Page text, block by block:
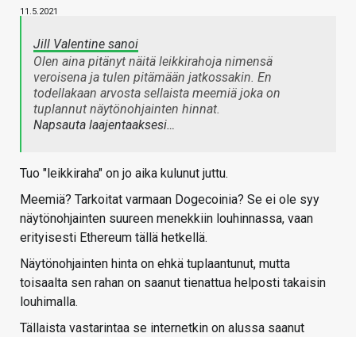
11.5.2021
Jill Valentine sanoi
Olen aina pitänyt näitä leikkirahoja nimensä
veroisena ja tulen pitämään jatkossakin. En
todellakaan arvosta sellaista meemiä joka on
tuplannut näytönohjainten hinnat.
Napsauta laajentaaksesi…
Tuo "leikkiraha" on jo aika kulunut juttu.
Meemiä? Tarkoitat varmaan Dogecoinia? Se ei ole syy
näytönohjainten suureen menekkiin louhinnassa, vaan
erityisesti Ethereum tällä hetkellä.
Näytönohjainten hinta on ehkä tuplaantunut, mutta
toisaalta sen rahan on saanut tienattua helposti takaisin
louhimalla.
Tällaista vastarintaa se internetkin on alussa saanut